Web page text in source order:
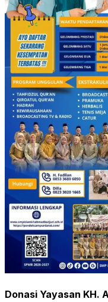
Donasi Yayasan KH.